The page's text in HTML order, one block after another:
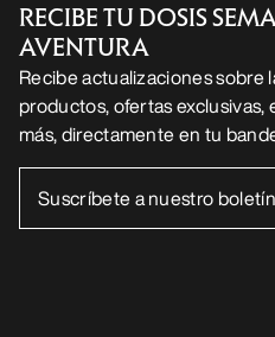
RECIBE TU DOSIS
AVENTURA
Recibe actualizaciones sobre
productos, ofertas
más, directamente en tu